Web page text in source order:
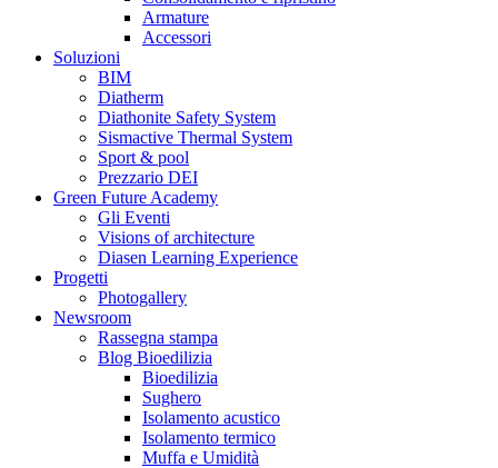
Armature
Accessori
Soluzioni
BIM
Diatherm
Diathonite Safety System
Sismactive Thermal System
Sport & pool
Prezzario DEI
Green Future Academy
Gli Eventi
Visions of architecture
Diasen Learning Experience
Progetti
Photogallery
Newsroom
Rassegna stampa
Blog Bioedilizia
Bioedilizia
Sughero
Isolamento acustico
Isolamento termico
Muffa e Umidità